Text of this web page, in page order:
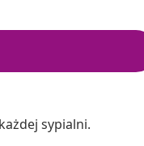
sypialni.